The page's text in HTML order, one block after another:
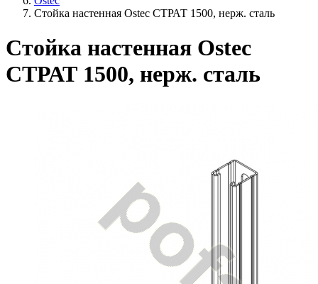
Стойка настенная Ostec СТРАТ 1500, нерж. сталь
Стойка настенная Ostec
СТРАТ 1500, нерж. сталь